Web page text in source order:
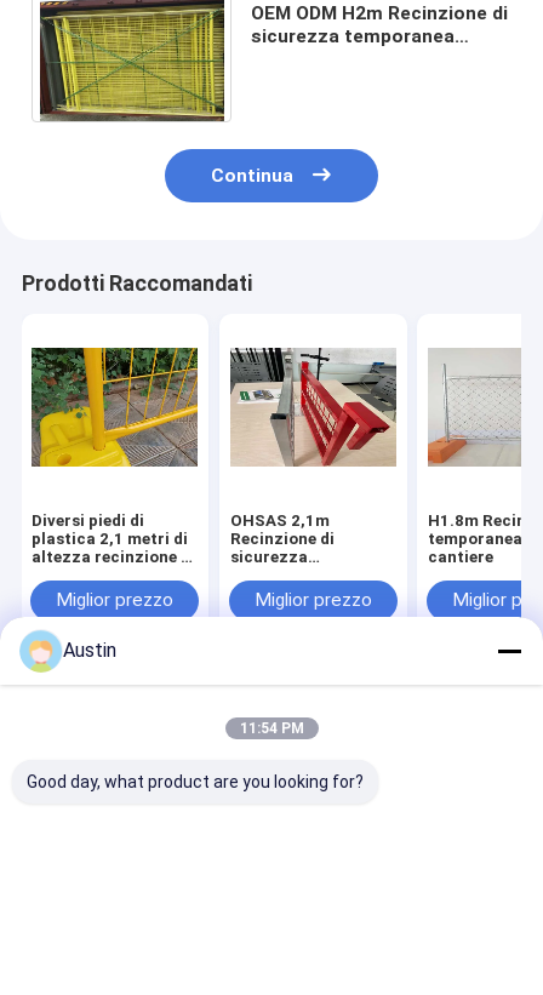
OEM ODM H2m Recinzione di
sicurezza temporanea
Continua
Prodotti Raccomandati
Diversi piedi di
plastica 2,1 metri di
altezza recinzione di
temporanea
Miglior prezzo
OHSAS 2,1m
Recinzione di
sicurezza
elettro-galvanizzata
Miglior prezzo
H1.8m
temporanea
cantiere
Miglior
Casa Circa noi Contattaci
Desktop Site
Mappa del sito
Politica sulla privacy
Ltd.. All Rights Reserved.
Austin
11:54 PM
Good day, what product are you looking for?